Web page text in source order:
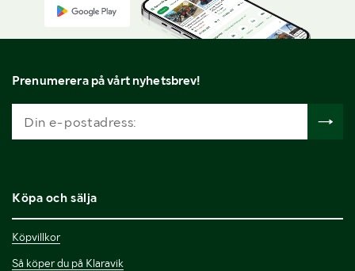
Prenumerera på vårt nyhetsbrev!
Köpa och sälja
Köpvillkor
Så köper du på Klaravik